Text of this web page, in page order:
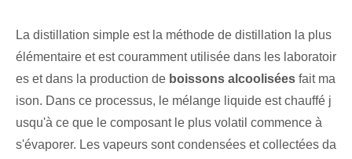
La distillation simple est la méthode de distillation la plus
élémentaire et est couramment utilisée dans les laboratoir
es et dans la production de boissons alcoolisées fait ma
ison. Dans ce processus, le mélange liquide est chauffé j
usqu'à ce que le composant le plus volatil commence à
s'évaporer. ⁢Les ⁣vapeurs sont condensées et collectées da